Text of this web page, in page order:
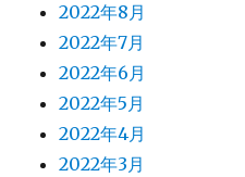
2022年8月
2022年7月
2022年6月
2022年5月
2022年4月
2022年3月